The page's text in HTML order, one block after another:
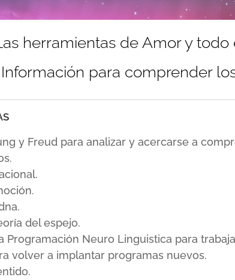
herramientas de Amor y
Información para comprender
y Freud para analizar y acercarse a
del espejo.
Programación Neuro Linguistica para
volver a implantar programas nuevos.